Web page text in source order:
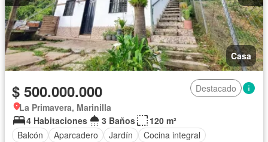
Casa
$ 500.000.000
Destacado
La Primavera, Marinilla
4 Habitaciones
3 Baños
120 m²
Balcón
Aparcadero Jardín
Cocina integral